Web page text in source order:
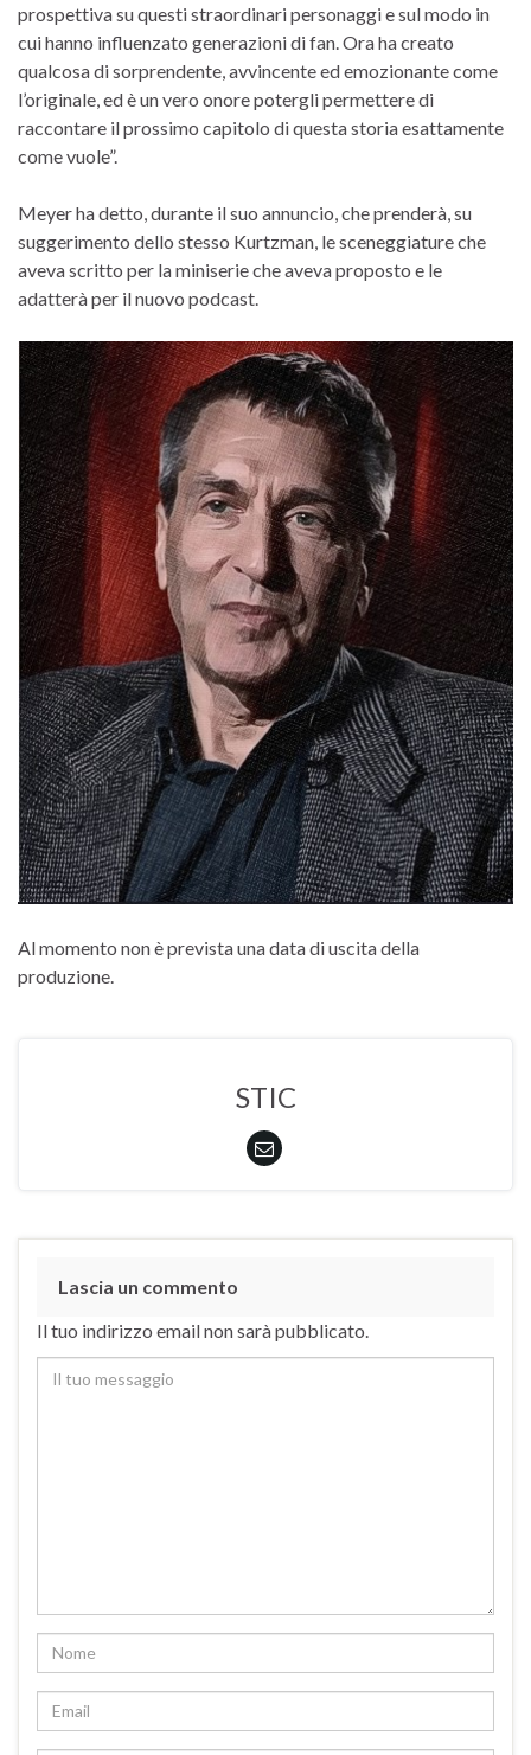
prospettiva su questi straordinari personaggi e sul modo in
cui hanno influenzato generazioni di fan. Ora ha creato
qualcosa di sorprendente, avvincente ed emozionante come
l’originale, ed è un vero onore potergli permettere di
raccontare il prossimo capitolo di questa storia esattamente
come vuole”.
Meyer ha detto, durante il suo annuncio, che prenderà, su
suggerimento dello stesso Kurtzman, le sceneggiature che
aveva scritto per la miniserie che aveva proposto e le
adatterà per il nuovo podcast.
Al momento non è prevista una data di uscita della
produzione.
STIC
Lascia un commento
Il tuo indirizzo email non sarà pubblicato.